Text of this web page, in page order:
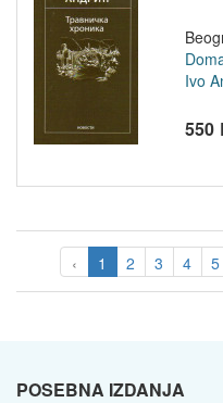
Ivo
550
‹ 1 2 3 4 5
POSEBNA IZDANJA